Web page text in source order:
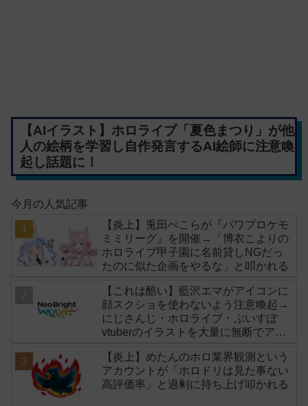
【AIイラスト】ホロライブ「夏色まつり」が他
人の絵柄を学習し自作発言するAI絵師に注意喚
起し話題に！
今月の人気記事
【炎上】兎田ぺこらが『パワプロケモ
ミミリーグ』を開催→「博衣こよりの
ホロライブ甲子園に名前貸しNGだっ
たのに似た企画をやるな」と叩かれる
【これは酷い】藍沢エマがアイコンに
顔スクショを使わないよう注意喚起→
にじさんじ・ホロライブ・ぶいすぽ
vtuberのイラストを大量に無断でアイ
「NeoBright（ネオブライト）」が謝
罪！
【炎上】めたんのホロ業界観測という
アカウントが「ホロドリは見た事ない
高評価率」と過剰に持ち上げ叩かれる